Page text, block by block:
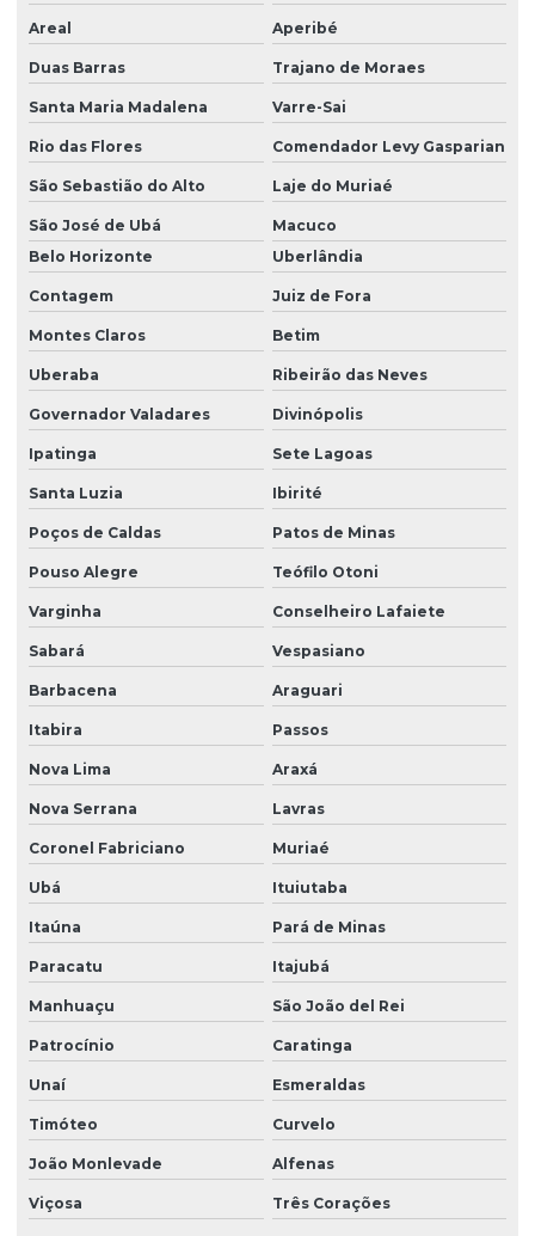
Manutenção técnica eletrônica para guindastes
Módulo danfoss
Montagem de painel elétrico industrial
Montagem de painel elétrico industrial em es
Programação de clp
Programação de clp e ihm
Programação de clp para melhorar produtividade
Programação de clp para monitoramento
Programação de clp para sistemas automatizados
Programação de clp para sistemas de produção
Projetos de automação industrial
Projetos de automação industrial simples
Retrofit de equipamentos
Retrofit em máquinas industriais
Retrofit de máquinas para modernização
Retrofit de sistemas de automação industrial
Areal Aperibé
Duas Barras Trajano de Moraes
Santa Maria Madalena Varre-Sai
Rio das Flores Comendador Levy Gasparian
São Sebastião do Alto Laje do Muriaé
São José de Ubá
Macuco
Belo Horizonte
Uberlândia
Contagem Juiz de Fora
Montes Claros Betim
Uberaba Ribeirão das Neves
Governador Valadares Divinópolis
Ipatinga Sete Lagoas
Santa Luzia Ibirité
Poços de Caldas Patos de Minas
Pouso Alegre Teófilo Otoni
Varginha Conselheiro Lafaiete
Sabará Vespasiano
Barbacena Araguari
Itabira Passos
Nova Lima Araxá
Nova Serrana Lavras
Coronel Fabriciano Muriaé
Ubá Ituiutaba
Itaúna Pará de Minas
Paracatu Itajubá
Manhuaçu São João del Rei
Patrocínio Caratinga
Unaí Esmeraldas
Timóteo Curvelo
João Monlevade Alfenas
Viçosa Três Corações